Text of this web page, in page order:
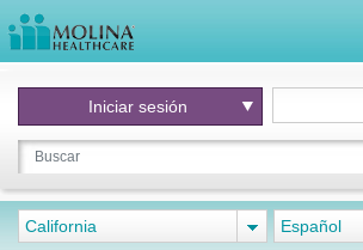
Iniciar sesión
California Español